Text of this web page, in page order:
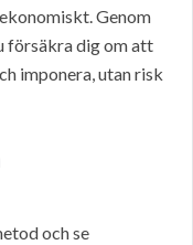
Genom
försäkra dig om att
imponera, utan risk
och se